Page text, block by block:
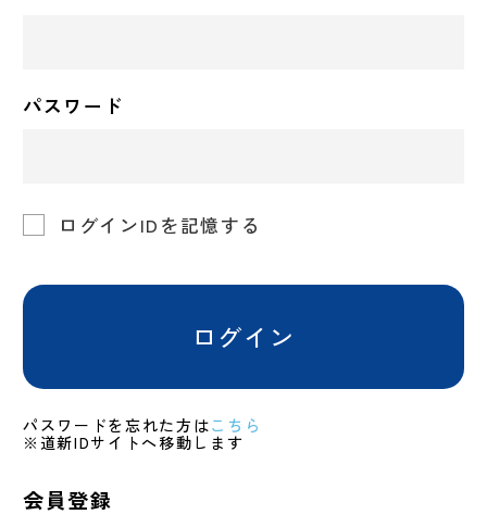
パスワード
ログインIDを記憶する
ログイン
パスワードを忘れた方はこちら
※道新IDサイトへ移動します
会員登録